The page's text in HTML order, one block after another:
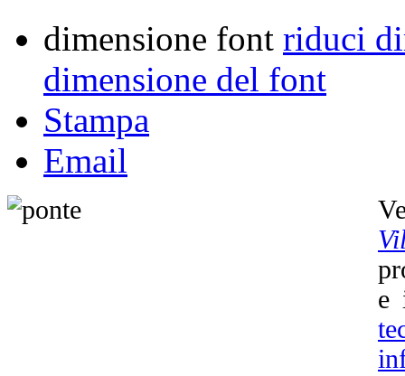
dimensione font riduci
dimensione del font
Stampa
Email
e